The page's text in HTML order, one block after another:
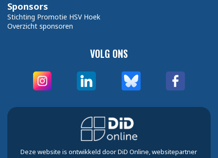
VOLG ONS
Sponsors
Stichting Promotie HSV Hoek
Overzicht sponsoren
Deze website is ontwikkeld door DiD Online, websitepartner